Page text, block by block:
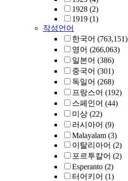
1928 (2)
1919 (1)
작성언어
한국어 (763,151)
영어 (266,063)
일본어 (386)
중국어 (301)
독일어 (268)
프랑스어 (192)
스페인어 (44)
미상 (22)
러시아어 (9)
Malayalam (3)
이탈리아어 (2)
포르투칼어 (2)
Esperanto (2)
터어키어 (1)